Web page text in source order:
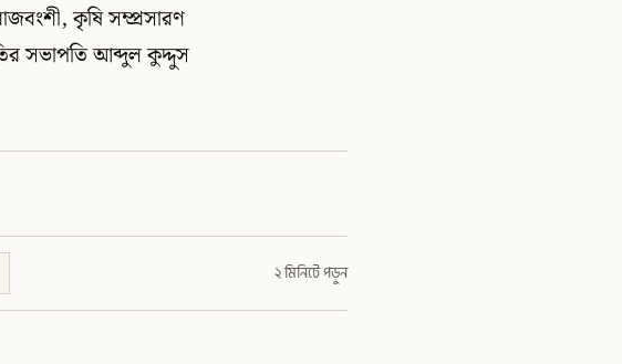
কৃষি সম্প্রসারণ
সভাপতি আব্দুল কুদ্দুস
২ মিনিটে পড়ুন